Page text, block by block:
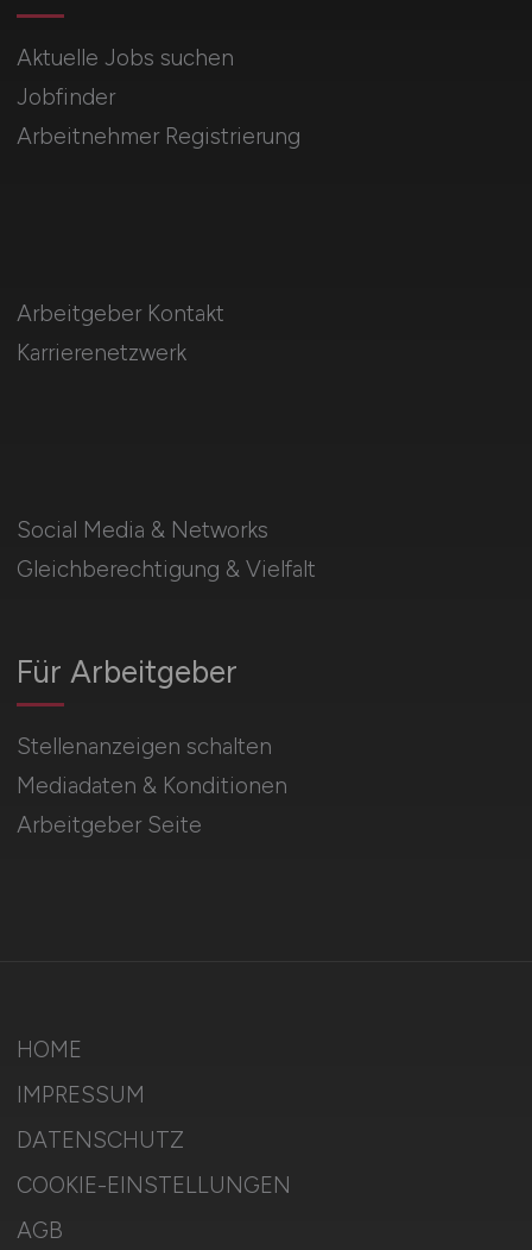
Aktuelle Jobs suchen
Jobfinder
Arbeitnehmer Registrierung
Social Media & Networks
Gleichberechtigung & Vielfalt
Für Arbeitgeber
Stellenanzeigen schalten
Mediadaten & Konditionen
Arbeitgeber Seite
Arbeitgeber Kontakt
Karrierenetzwerk
HOME
IMPRESSUM
DATENSCHUTZ
COOKIE-EINSTELLUNGEN
AGB